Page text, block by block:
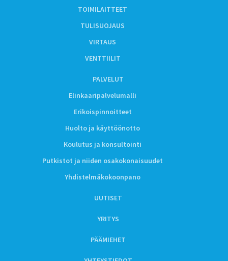
TOIMILAITTEET
TULISUOJAUS
VIRTAUS
VENTTIILIT
PALVELUT
Elinkaaripalvelumalli
Erikoispinnoitteet
Huolto ja käyttöönotto
Koulutus ja konsultointi
Putkistot ja niiden osakokonaisuudet
Yhdistelmäkokoonpano
UUTISET
YRITYS
PÄÄMIEHET